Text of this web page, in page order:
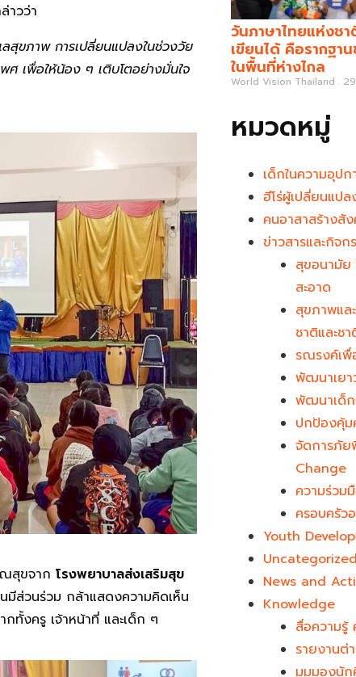
าวว่า
สุขภาพ การเปลี่ยนแปลงในช่วงวัย
ศ เพื่อให้น้อง ๆ เติบโตอย่างมั่นใจ
สุขจาก โรงพยาบาลส่งเสริมสุข
ส่วนร่วม กล้าแสดงความคิดเห็น
กทั้งครู เจ้าหน้าที่ และเด็ก ๆ
วันภาษาไทยแห่งช
เขียนได้ คือรากฐา
ในพื้นที่ห่างไกล
World Vision Thailand
หมวดหมู่
เด็กในความอุป
ฮีโร่ผู้เปลี่ยนแป
คนอาสาสร้างสั
ข่าวสารและกิจก
สุขอนามัย
สะอาด
สุขภาพแล
ชาติและช
รณรงค์เพื่
พัฒนาเยา
พัฒนาเด็ก
ปกป้องคุ้ม
จัดการภั
Change
ความร่วม
ครอบครัว
Youth
News and
Knowledge
สื่อความรู้
รายงานต่
มุมมองนั